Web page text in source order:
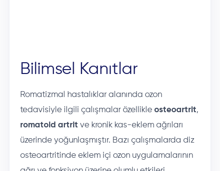
Bilimsel Kanıtlar
Romatizmal hastalıklar alanında ozon
tedavisiyle ilgili çalışmalar özellikle osteoartrit,
romatoid artrit ve kronik kas-eklem ağrıları
üzerinde yoğunlaşmıştır. Bazı çalışmalarda diz
osteoartritinde eklem içi ozon uygulamalarının